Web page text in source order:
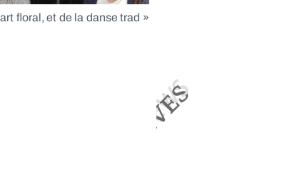
floral, et de la danse trad »